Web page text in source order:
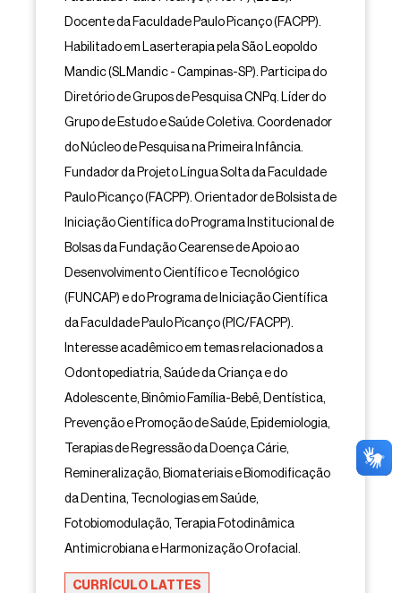
Docente da Faculdade Paulo Picanço (FACPP).
Habilitado em Laserterapia pela São Leopoldo
Mandic (SLMandic - Campinas-SP). Participa do
Diretório de Grupos de Pesquisa CNPq. Líder do
Grupo de Estudo e Saúde Coletiva. Coordenador
do Núcleo de Pesquisa na Primeira Infância.
Fundador da Projeto Língua Solta da Faculdade
Paulo Picanço (FACPP). Orientador de Bolsista de
Iniciação Científica do Programa Institucional de
Bolsas da Fundação Cearense de Apoio ao
Desenvolvimento Científico e Tecnológico
(FUNCAP) e do Programa de Iniciação Científica
da Faculdade Paulo Picanço (PIC/FACPP).
Interesse acadêmico em temas relacionados a
Odontopediatria, Saúde da Criança e do
Adolescente, Binômio Família-Bebê, Dentística,
Prevenção e Promoção de Saúde, Epidemiologia,
Terapias de Regressão da Doença Cárie,
Remineralização, Biomateriais e Biomodificação
da Dentina, Tecnologias em Saúde,
Fotobiomodulação, Terapia Fotodinâmica
Antimicrobiana e Harmonização Orofacial.
CURRÍCULO LATTES